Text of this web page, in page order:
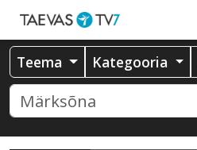
Teema Kategooria